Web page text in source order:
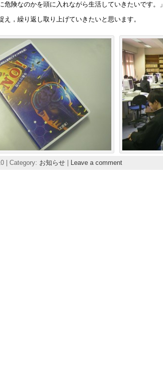
危険なのかを頭に入れながら生活していきたいです。」
え，繰り返し取り上げていきたいと思います。
| Category: お知らせ| Leave a comment